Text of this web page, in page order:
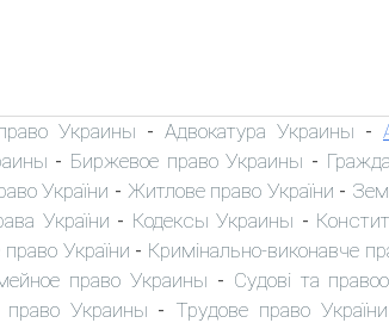
Украины - Адвокатура Украины -
- Биржевое право Украины -
України - Житлове право України -
України - Кодексы Украины -
України - Кримінально-виконавче
право Украины - Судові та
Украины - Трудове право України